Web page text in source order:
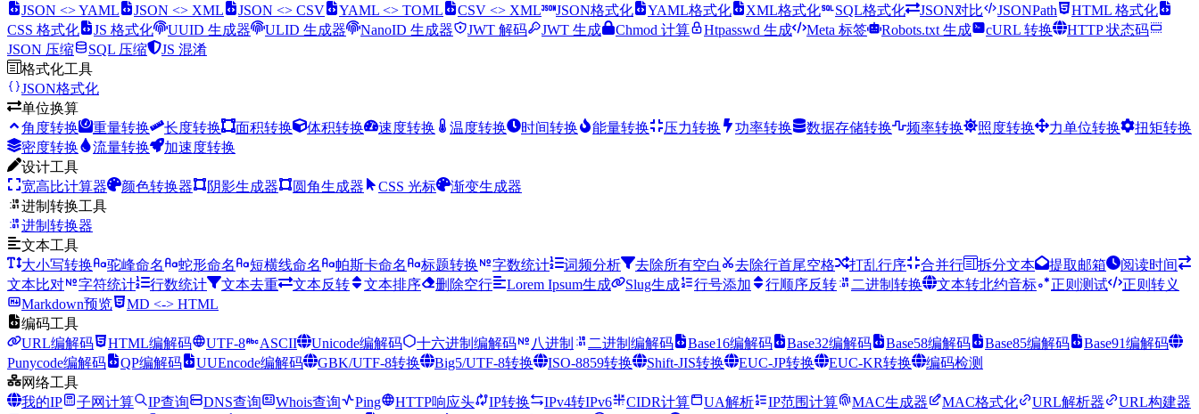
JSON <> YAML
JSON <> XML JSON <> CSV YAML <> TOML CSV <> XML JSON格式化 YAML格式化 XML格式化 SQL格式化 JSON对比 JSONPath
HTML 格式化
CSS 格式化
JS 格式化 UUID 生成器 ULID 生成器 NanoID 生成器 JWT 解码 JWT 生成 Chmod 计算 Htpasswd 生成 Meta 标签 Robots.txt 生成 cURL 转换
HTTP 状态码
JSON 压缩
SQL 压缩
JS 混淆
格式化工具
JSON格式化
单位换算
角度转换
重量转换 长度转换 面积转换 体积转换 速度转换 温度转换 时间转换 能量转换 压力转换 功率转换 数据存储转换 频率转换 照度转换 力单位转换
扭矩转换
密度转换
流量转换
加速度转换
设计工具
宽高比计算器
颜色转换器 阴影生成器 圆角生成器 CSS 光标
渐变生成器
进制转换工具
进制转换器
文本工具
大小写转换
驼峰命名 蛇形命名 短横线命名 帕斯卡命名 标题转换 字数统计 词频分析 去除所有空白 去除行首尾空格 打乱行序 合并行 拆分文本 提取邮箱
阅读时间
文本比对
字符统计 行数统计 文本去重 文本反转 文本排序 删除空行 Lorem Ipsum生成 Slug生成 行号添加 行顺序反转 二进制转换 文本转北约音标 正则测试
正则转义
Markdown预览
MD <-> HTML
编码工具
URL编解码
HTML编解码 UTF-8 ASCII Unicode编解码 十六进制编解码 八进制 二进制编解码 Base16编解码 Base32编解码 Base58编解码 Base85编解码
Base91编解码
Punycode编解码
QP编解码 UUEncode编解码 GBK/UTF-8转换 Big5/UTF-8转换 ISO-8859转换 Shift-JIS转换 EUC-JP转换 EUC-KR转换
编码检测
网络工具
我的IP
子网计算 IP查询 DNS查询 Whois查询 Ping HTTP响应头 IP转换 IPv4转IPv6 CIDR计算 UA解析 IP范围计算 MAC生成器 MAC格式化 URL解析器
URL构建器